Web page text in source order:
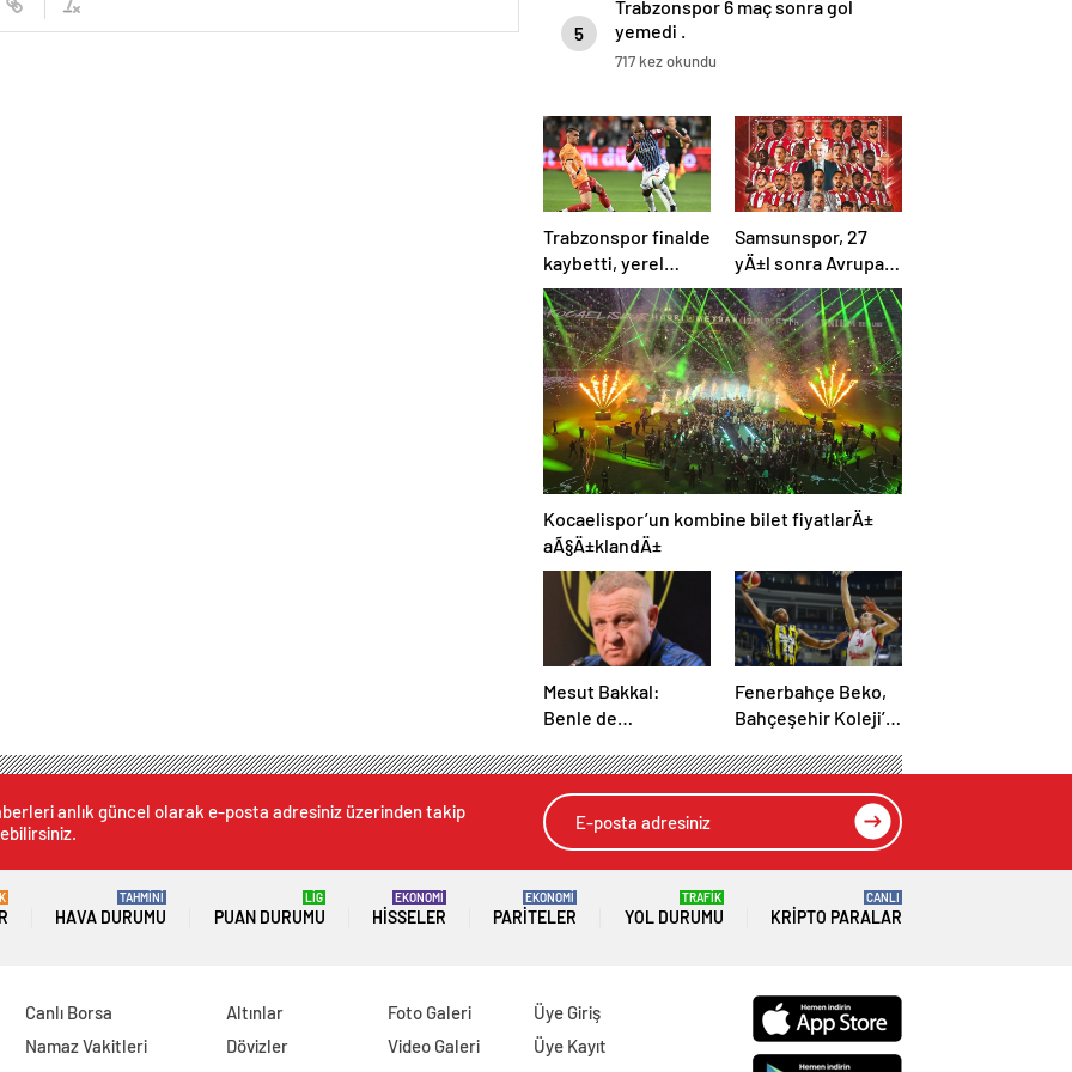
5
Trabzonspor 6 maç sonra gol
yemedi .
717 kez okundu
Trabzonspor finalde
kaybetti, yerel
basÄ±n eleÅtirdi:
“Futbol felaket,
sonuÃ§ rezalet”
Samsunspor, 27
yÄ±l sonra Avrupa
kupalarÄ±na
katÄ±lÄ±yor
Kocaelispor’un kombine bilet fiyatlarÄ±
aÃ§Ä±klandÄ±
Mesut Bakkal:
Benle de
olmayacak
Fenerbahçe Beko,
Bahçeşehir Koleji’ni
anlık güncel olarak e-posta adresiniz üzerinden takip
HAVA DURUMU
TAHMİNİ
PUAN DURUMU
LİG
HISSELER
EKONOMİ
PARITELER
EKONOMİ
YOL DURUMU
TRAFİK
KRIPTO PARALAR
CANLI
Canlı Borsa
Namaz Vakitleri
Altınlar
Dövizler
Foto Galeri
Video Galeri
Üye Giriş
Üye Kayıt